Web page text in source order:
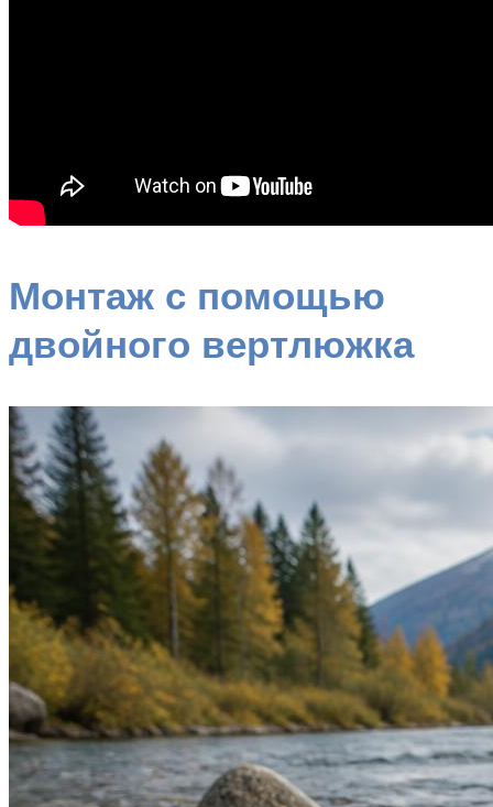
Монтаж с помощью
двойного вертлюжка